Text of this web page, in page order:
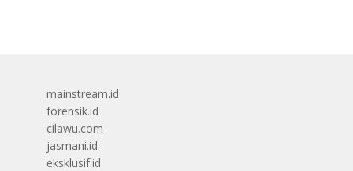
mainstream.id
forensik.id
cilawu.com
jasmani.id
eksklusif.id